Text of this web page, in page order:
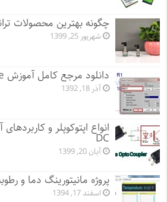
چگونه بهترین محصولات
شهریور 25, 1399
دانلود مرجع کامل آموزش OrCAD PSpice
آذر 18, 1392
DC
آبان 20, 1399
پروژه مانيتورينگ دما و
اسفند 17, 1394